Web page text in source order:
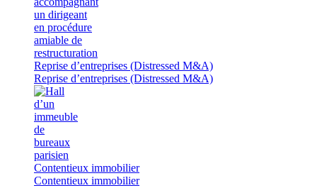
Reprise d’entreprises (Distressed M&A)
Reprise d’entreprises (Distressed M&A)
Contentieux immobilier
Contentieux immobilier